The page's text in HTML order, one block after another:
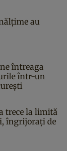
au
întreaga
într-un
trece la limită
îngrijorați de